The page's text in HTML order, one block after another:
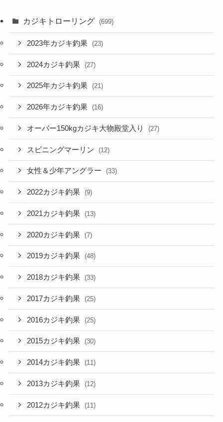
カジキトローリング (699)
2023年カジキ釣果 (23)
2024カジキ釣果 (27)
2025年カジキ釣果 (21)
2026年カジキ釣果 (16)
オーバー150kgカジキ大物殿堂入り (27)
スピニングマーリン (12)
女性＆少年アングラー (33)
2022カジキ釣果 (9)
2021カジキ釣果 (13)
2020カジキ釣果 (7)
2019カジキ釣果 (48)
2018カジキ釣果 (33)
2017カジキ釣果 (25)
2016カジキ釣果 (25)
2015カジキ釣果 (30)
2014カジキ釣果 (11)
2013カジキ釣果 (12)
2012カジキ釣果 (11)